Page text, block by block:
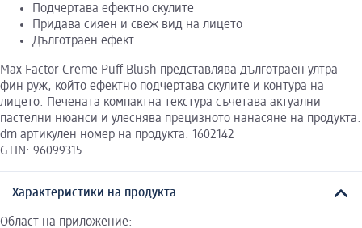
Подчертава ефектно скулите
Придава сияен и свеж вид на лицето
Дълготраен ефект
Max Factor Creme Puff Blush представлява дълготраен ултра
фин руж, който ефектно подчертава скулите и контура на
лицето. Печената компактна текстура съчетава актуални
пастелни нюанси и улеснява прецизното нанасяне на продукта.
dm артикулен номер на продукта: 1602142
GTIN: 96099315
Характеристики на продукта
Област на приложение: